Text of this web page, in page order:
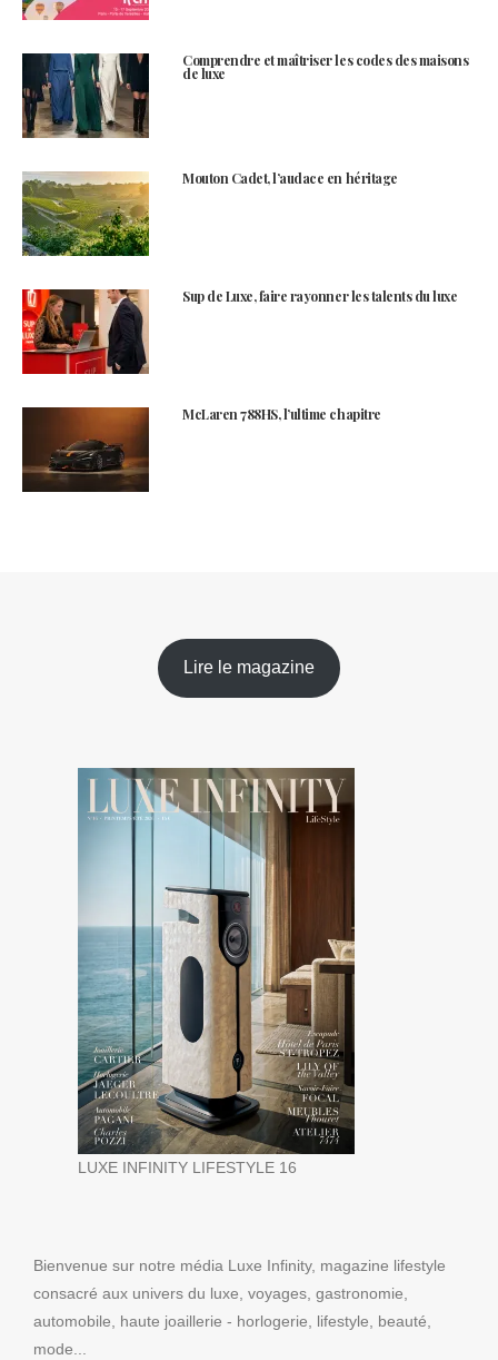
Comprendre et maîtriser les codes des maisons
de luxe
Mouton Cadet, l’audace en héritage
Sup de Luxe, faire rayonner les talents du luxe
McLaren 788HS, l’ultime chapitre
Lire le magazine
LUXE INFINITY LIFESTYLE 16
Bienvenue sur notre média Luxe Infinity, magazine lifestyle
consacré aux univers du luxe, voyages, gastronomie,
automobile, haute joaillerie - horlogerie, lifestyle, beauté,
mode...